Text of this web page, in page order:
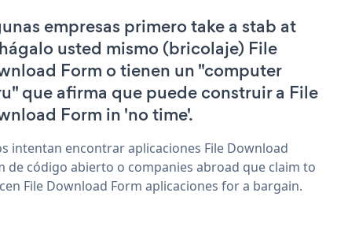
empresas primero take a stab at
usted mismo (bricolaje) File
Form o tienen un "computer
que afirma que puede construir a File
Form in 'no time'.
intentan encontrar aplicaciones File Download
de código abierto o companies abroad que claim to
File Download Form aplicaciones for a bargain.